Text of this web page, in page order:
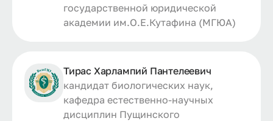
государственной юридической
академии им.О.Е.Кутафина (МГЮА)
Тирас Харлампий Пантелеевич
кандидат биологических наук,
кафедра естественно-научных
дисциплин Пущинского